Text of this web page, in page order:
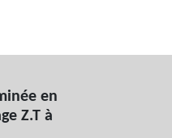
en
Z.T à